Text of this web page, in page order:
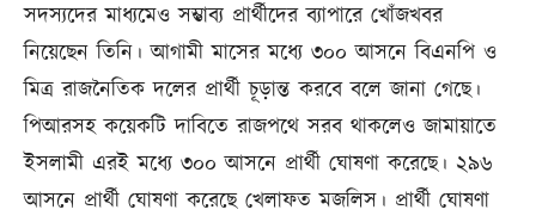
সদস্যদের মাধ্যমেও সম্ভাব্য প্রার্থীদের ব্যাপারে খোঁজখবর
নিয়েছেন তিনি। আগামী মাসের মধ্যে ৩০০ আসনে বিএনপি ও
মিত্র রাজনৈতিক দলের প্রার্থী চূড়ান্ত করবে বলে জানা গেছে।
পিআরসহ কয়েকটি দাবিতে রাজপথে সরব থাকলেও জামায়াতে
ইসলামী এরই মধ্যে ৩০০ আসনে প্রার্থী ঘোষণা করেছে। ২৯৬
আসনে প্রার্থী ঘোষণা করেছে খেলাফত মজলিস। প্রার্থী ঘোষণা